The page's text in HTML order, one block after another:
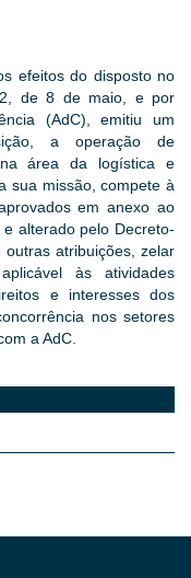
efeitos do disposto no
de 8 de maio, e por
(AdC), emitiu um
a operação de
área da logística e
sua missão, compete à
em anexo ao
alterado pelo Decreto-
atribuições, zelar
às atividades
e interesses dos
nos setores
a AdC.